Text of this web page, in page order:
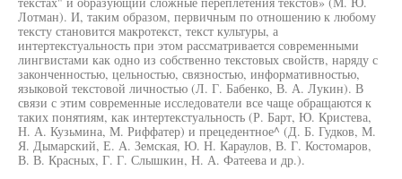
Лотман). И, таким образом, первичным по отношению к любому
тексту становится макротекст, текст культуры, а
интертекстуальность при этом рассматривается современными
лингвистами как одно из собственно текстовых свойств, наряду с
законченностью, цельностью, связностью, информативностью,
языковой текстовой личностью (Л. Г. Бабенко, В. А. Лукин). В
связи с этим современные исследователи все чаще обращаются к
таких понятиям, как интертекстуальность (Р. Барт, Ю. Кристева,
Н. А. Кузьмина, М. Риффатер) и прецедентное^ (Д. Б. Гудков, М.
Я. Дымарский, Е. А. Земская, Ю. Н. Караулов, В. Г. Костомаров,
В. В. Красных, Г. Г. Слышкин, Н. А. Фатеева и др.).